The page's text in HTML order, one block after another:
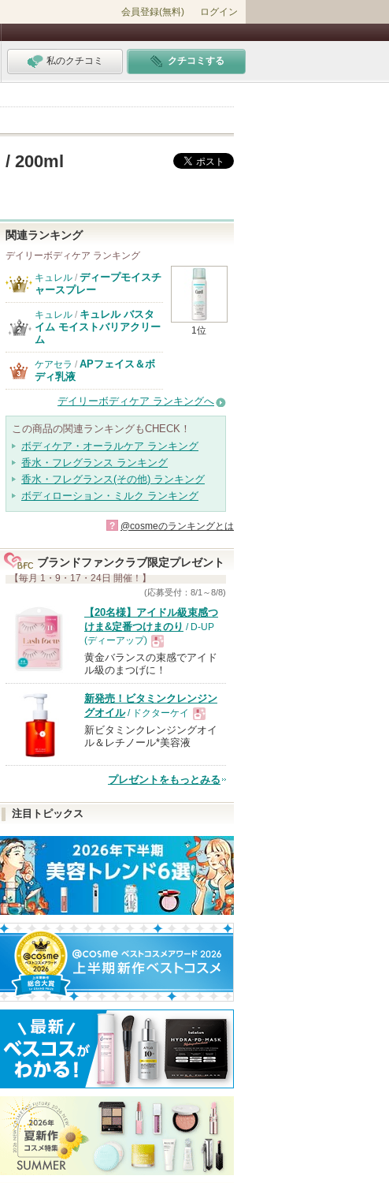
会員登録(無料) ログイン
私のクチコミ クチコミする
/ 200ml
関連ランキング
デイリーボディケア ランキング
1位
キュレル / ディープモイスチ
ャースプレー
キュレル / キュレル バスタ
イム モイストバリアクリー
ム
ケアセラ / APフェイス＆ボ
ディ乳液
デイリーボディケア ランキングへ
この商品の関連ランキングもCHECK！
ボディケア・オーラルケア ランキング
香水・フレグランス ランキング
香水・フレグランス(その他) ランキング
ボディローション・ミルク ランキング
? @cosmeのランキングとは
ブランドファンクラブ限定プレゼント
【毎月 1・9・17・24日 開催！】
(応募受付：8/1～8/8)
【20名様】アイドル級束感つ
けま&定番つけまのり / D-UP
(ディーアップ)
現
品
黄金バランスの束感でアイド
ル級のまつげに！
新発売！ビタミンクレンジン
グオイル/ ドクターケイ
現
品
新ビタミンクレンジングオイ
ル＆レチノール*美容液
プレゼントをもっとみる
注目トピックス